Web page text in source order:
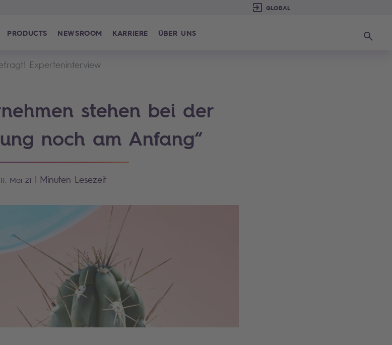
PRODUCTS NEWSROOM KARRIERE ÜBER UNS Suchen
Experteninterview
stehen bei der
noch am Anfang“
11. Mai 21 | Minuten Lesezeit